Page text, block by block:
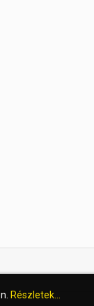
Részletek...